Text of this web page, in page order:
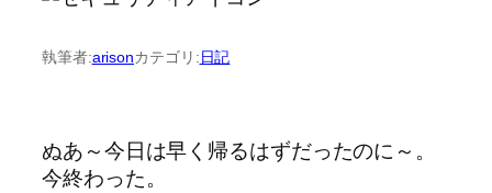
執筆者:arisonカテゴリ:日記
ぬあ～今日は早く帰るはずだったのに～。
今終わった。